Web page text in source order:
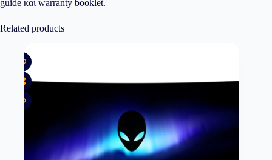
guide και warranty booklet.
Related products